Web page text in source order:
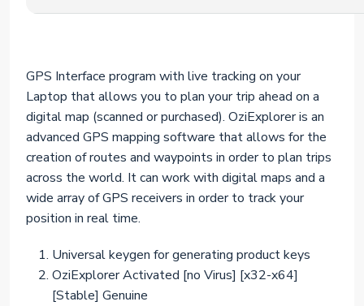
GPS Interface program with live tracking on your
Laptop that allows you to plan your trip ahead on a
digital map (scanned or purchased). OziExplorer is an
advanced GPS mapping software that allows for the
creation of routes and waypoints in order to plan trips
across the world. It can work with digital maps and a
wide array of GPS receivers in order to track your
position in real time.
Universal keygen for generating product keys
OziExplorer Activated [no Virus] [x32-x64]
[Stable] Genuine